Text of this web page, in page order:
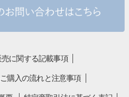
売に関する記載事項
購入の流れと注意事項